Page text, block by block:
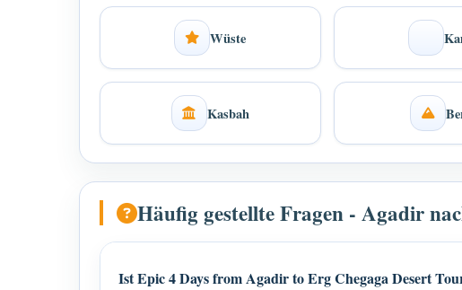
Wüste
Kasbah
Häufig gestellte Fragen - Agadir
Ist Epic 4 Days from Agadir to Erg Chegaga Desert